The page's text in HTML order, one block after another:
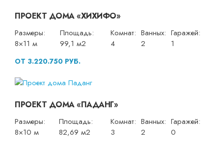
ПРОЕКТ ДОМА «ХИХИФО»
Размеры:
8×11 м
Площадь:
99,1 м2
Комнат:
4
Ванных:
2
Гаражей:
1
ОТ 3.220.750 РУБ.
ПРОЕКТ ДОМА «ПАДАНГ»
Размеры:
8×10 м
Площадь:
82,69 м2
Комнат:
3
Ванных:
2
Гаражей:
0